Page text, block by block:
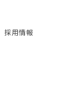
採用情報